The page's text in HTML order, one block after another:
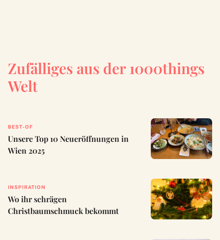
Zufälliges aus der 1000things
Welt
BEST-OF
Unsere Top 10 Neueröffnungen in
Wien 2025
INSPIRATION
Wo ihr schrägen
Christbaumschmuck bekommt